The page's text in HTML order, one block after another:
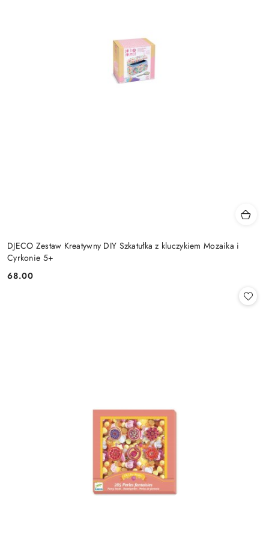
DJECO Zestaw Kreatywny DIY Szkatułka z kluczykiem Mozaika i
Cyrkonie 5+
Cena:
68.00